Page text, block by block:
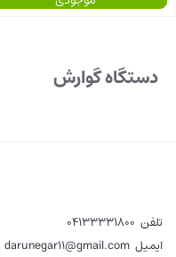
دستگاه گوارش
تلفن 04133331800
ایمیل darunegar11@gmail.com